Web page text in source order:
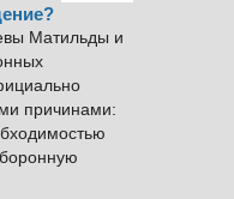
Матильды и
причинами: